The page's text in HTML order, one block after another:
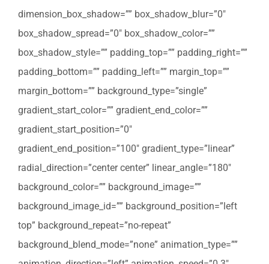
dimension_box_shadow=”” box_shadow_blur=”0″
box_shadow_spread=”0″ box_shadow_color=””
box_shadow_style=”” padding_top=”” padding_right=””
padding_bottom=”” padding_left=”” margin_top=””
margin_bottom=”” background_type=”single”
gradient_start_color=”” gradient_end_color=””
gradient_start_position=”0″
gradient_end_position=”100″ gradient_type=”linear”
radial_direction=”center center” linear_angle=”180″
background_color=”” background_image=””
background_image_id=”” background_position=”left
top” background_repeat=”no-repeat”
background_blend_mode=”none” animation_type=””